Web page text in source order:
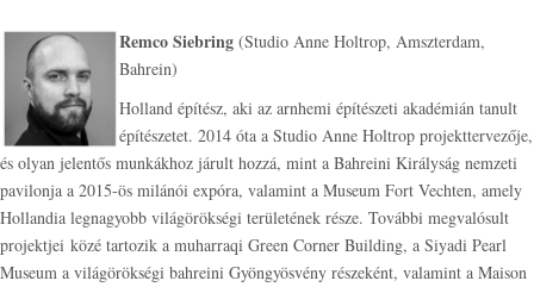
Remco Siebring (Studio Anne Holtrop, Amszterdam,
Bahrein)
Holland építész, aki az arnhemi építészeti akadémián tanult
építészetet. 2014 óta a Studio Anne Holtrop projekttervezője,
és olyan jelentős munkákhoz járult hozzá, mint a Bahreini Királyság nemzeti
pavilonja a 2015-ös milánói expóra, valamint a Museum Fort Vechten, amely
Hollandia legnagyobb világörökségi területének része. További megvalósult
projektjei közé tartozik a muharraqi Green Corner Building, a Siyadi Pearl
Museum a világörökségi bahreini Gyöngyösvény részeként, valamint a Maison